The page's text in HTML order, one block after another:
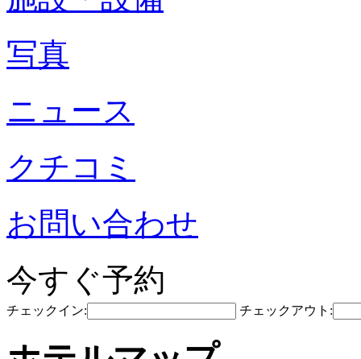
写真
ニュース
クチコミ
お問い合わせ
今すぐ予約
チェックイン: チェックアウト: